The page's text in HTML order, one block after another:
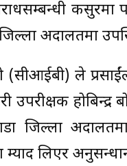
कसुरमा
अदालतमा
(सीआईबी) ले
उपरीक्षक
जिल्ला
लिएर